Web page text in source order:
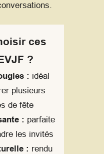
ces
?
: idéal
plusieurs
de fête
: parfaite
les invités
: rendu